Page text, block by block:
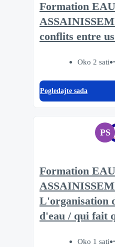
Formation
conflits entre
Oko 2 sati
Pogledajte sada
PS
Formation
L'organisation
d'eau / qui fait
Oko 1 sati